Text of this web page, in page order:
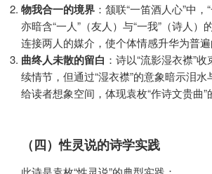
物我合一的境界 ：颔联“一笛酒人心”中，
亦暗含“一人”（友人）与“一我”（诗人）
连接两人的媒介，使个体情感升华为普遍
曲终人未散的留白 ：诗以“流影湿衣襟”
续情节，但通过“湿衣襟”的意象暗示泪水
给读者想象空间，体现袁枚“作诗文贵曲”
（四）性灵说的诗学实践